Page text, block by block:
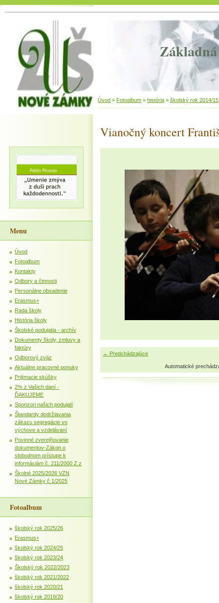
Základná
Úvod » Fotoalbum » história » školský rok 2014/15
Vianočný koncert
← Predchádzajúce
Automatické
Menu
Úvod
Fotoalbum
Kontakty
Odbory a činnosti
Personálne obsadenie
Erasmus+
Rada školy
História školy
Školské podujatia - archív
Dokumenty školy, zmluvy a
faktúry
Odborový zväz
Aktuálne pracovné ponuky
Prijímacie skúšky
2% z Vašich daní -
ĎAKUJEME
Sponzori našich podujatí
Štandardy dodržiavania
zákazu segregácie vo
výchove a vzdelávaní
Povinné zverejňovanie
dokumentov-Zákon o
slobodnom prístupe k
informáciám č. 211/2000 Z.z
Školné 2025/2026 VZN
Nové Zámky č.1/2025
Fotoalbum
školský rok 2025/26
Erasmus+
školský rok 2024/25
školský rok 2023/24
Školský rok 2022/2023
školský rok 2021/2022
školský rok 2020/21
školský rok 2019/20